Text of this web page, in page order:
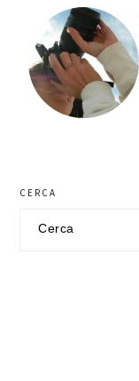
laterale
primaria
CERCA